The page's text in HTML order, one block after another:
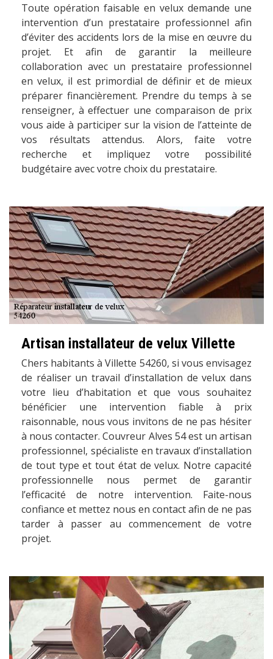
Toute opération faisable en velux demande une
intervention d’un prestataire professionnel afin
d’éviter des accidents lors de la mise en œuvre du
projet. Et afin de garantir la meilleure
collaboration avec un prestataire professionnel
en velux, il est primordial de définir et de mieux
préparer financièrement. Prendre du temps à se
renseigner, à effectuer une comparaison de prix
vous aide à participer sur la vision de l’atteinte de
vos résultats attendus. Alors, faite votre
recherche et impliquez votre possibilité
budgétaire avec votre choix du prestataire.
Artisan installateur de velux Villette
Chers habitants à Villette 54260, si vous envisagez
de réaliser un travail d’installation de velux dans
votre lieu d’habitation et que vous souhaitez
bénéficier une intervention fiable à prix
raisonnable, nous vous invitons de ne pas hésiter
à nous contacter. Couvreur Alves 54 est un artisan
professionnel, spécialiste en travaux d’installation
de tout type et tout état de velux. Notre capacité
professionnelle nous permet de garantir
l’efficacité de notre intervention. Faite-nous
confiance et mettez nous en contact afin de ne pas
tarder à passer au commencement de votre
projet.